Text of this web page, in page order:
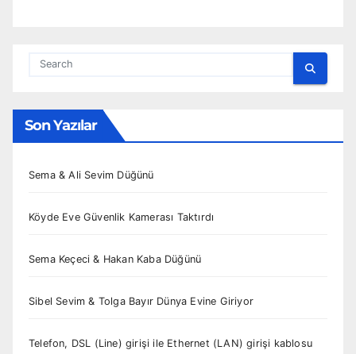
Son Yazılar
Sema & Ali Sevim Düğünü
Köyde Eve Güvenlik Kamerası Taktırdı
Sema Keçeci & Hakan Kaba Düğünü
Sibel Sevim & Tolga Bayır Dünya Evine Giriyor
Telefon, DSL (Line) girişi ile Ethernet (LAN) girişi kablosu